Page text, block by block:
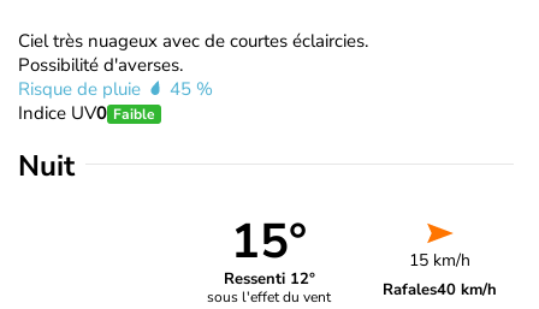
Ciel très nuageux avec de courtes éclaircies.
Possibilité d'averses.
Risque de pluie
45 %
Indice UV0 Faible
Nuit
15°
Ressenti 12°
sous l'effet du vent
15 km/h
Rafales40 km/h